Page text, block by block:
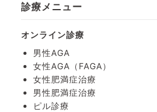
診療メニュー
オンライン診療
男性AGA
女性AGA（FAGA）
女性肥満症治療
男性肥満症治療
ピル診療